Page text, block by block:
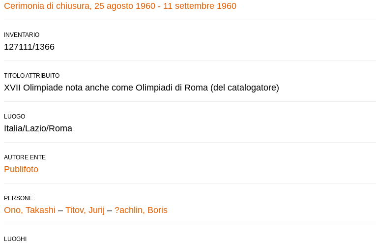
Cerimonia di chiusura, 25 agosto 1960 - 11 settembre 1960
INVENTARIO
127111/1366
TITOLO ATTRIBUITO
XVII Olimpiade nota anche come Olimpiadi di Roma (del catalogatore)
LUOGO
Italia/Lazio/Roma
AUTORE ENTE
Publifoto
PERSONE
Ono, Takashi – Titov, Jurij – ?achlin, Boris
LUOGHI